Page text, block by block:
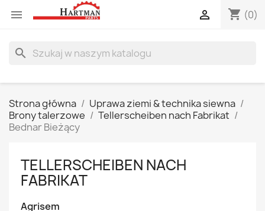
 shopping_cart (0)

search
Strona główna
Uprawa ziemi & technika siewna
Brony talerzowe
Tellerscheiben nach Fabrikat
Bednar Bieżący
TELLERSCHEIBEN NACH
FABRIKAT
Agrisem